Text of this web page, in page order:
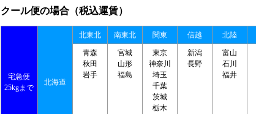
クール便の場合（税込運賃）
宅急便
25kgまで
北海道
北東北 南東北 関東 信越 北陸
青森
秋田
岩手
宮城
山形
福島
東京
神奈川
埼玉
千葉
茨城
栃木
新潟
長野
富山
石川
福井